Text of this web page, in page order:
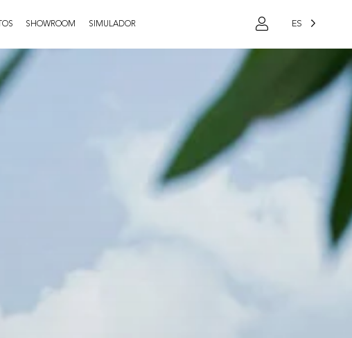
SHOWROOM SIMULADOR ES